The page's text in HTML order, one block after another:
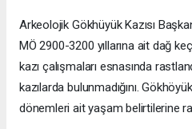
Arkeolojik Gökhüyük Kazısı
MÖ 2900-3200 yıllarına ait dağ
kazı çalışmaları esnasında
kazılarda bulunmadığını.
dönemleri ait yaşam belirtilerine